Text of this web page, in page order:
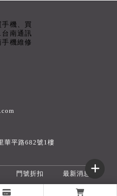
華平路682號1樓
門號折扣 最新消息
購物商城